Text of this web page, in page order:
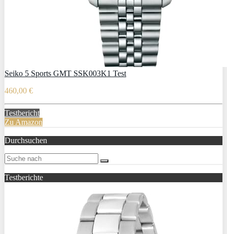
Seiko 5 Sports GMT SSK003K1 Test
460,00 €
Testbericht
Zu Amazon
Durchsuchen
Testberichte